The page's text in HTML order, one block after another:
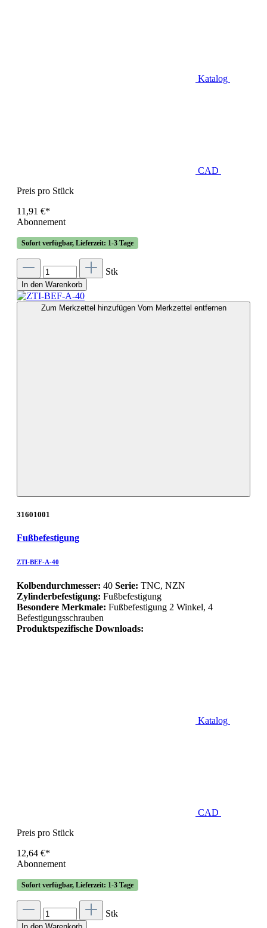
Katalog
CAD
Preis pro Stück
11,91 €*
Abonnement
Sofort verfügbar, Lieferzeit: 1-3 Tage
Stk
In den Warenkorb
Zum Merkzettel hinzufügen Vom Merkzettel entfernen
31601001
Fußbefestigung
ZTI-BEF-A-40
Kolbendurchmesser: 40 Serie: TNC, NZN
Zylinderbefestigung: Fußbefestigung
Besondere Merkmale: Fußbefestigung 2 Winkel, 4
Befestigungsschrauben
Produktspezifische Downloads:
Katalog
CAD
Preis pro Stück
12,64 €*
Abonnement
Sofort verfügbar, Lieferzeit: 1-3 Tage
Stk